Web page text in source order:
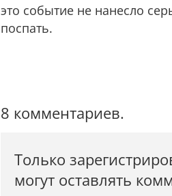
это событие не нанесло
поспать.
8 комментариев.
Только
могут оставлять